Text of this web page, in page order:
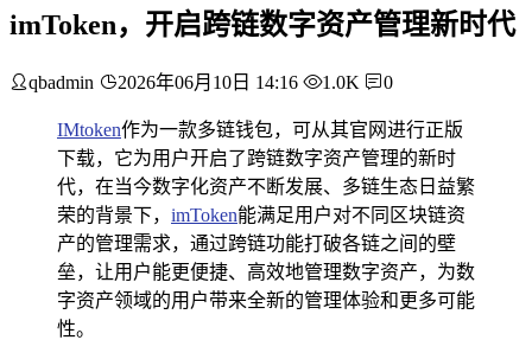
imToken，开启跨链数字资产管理新时代
qbadmin 2026年06月10日 14:16 1.0K 0
IMtoken作为一款多链钱包，可从其官网进行正版
下载，它为用户开启了跨链数字资产管理的新时
代，在当今数字化资产不断发展、多链生态日益繁
荣的背景下， imToken能满足用户对不同区块链资
产的管理需求，通过跨链功能打破各链之间的壁
垒，让用户能更便捷、高效地管理数字资产，为数
字资产领域的用户带来全新的管理体验和更多可能
性。